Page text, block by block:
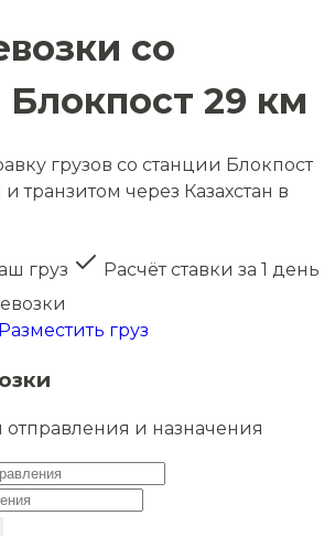
со
Блокпост 29 км
грузов со станции Блокпост
и транзитом через Казахстан в
груз
Расчёт ставки за 1 день
Разместить груз
и назначения